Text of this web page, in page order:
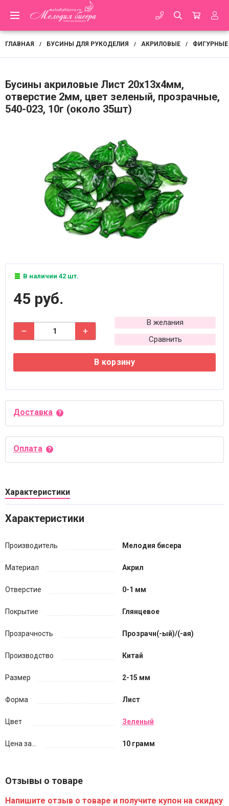
ГЛАВНАЯ / БУСИНЫ ДЛЯ РУКОДЕЛИЯ / АКРИЛОВЫЕ / ФИГУРНЫЕ
Бусины акриловые Лист 20х13х4мм,
отверстие 2мм, цвет зеленый, прозрачные,
540-023, 10г (около 35шт)
В наличии 42 шт.
45 руб.
В желания
Сравнить
В корзину
Доставка
Оплата
Характеристики
Характеристики
Производитель Мелодия бисера
Материал Акрил
Отверстие 0-1 мм
Покрытие Глянцевое
Прозрачность Прозрачн(-ый)/(-ая)
Производство Китай
Размер 2-15 мм
Форма Лист
Цвет Зеленый
Цена за... 10 грамм
Отзывы о товаре
Напишите отзыв о товаре и получите купон на скидку